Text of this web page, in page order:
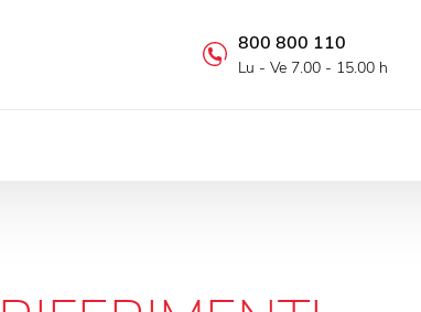
800 800 110
Lu - Ve 7.00 - 15.00 h